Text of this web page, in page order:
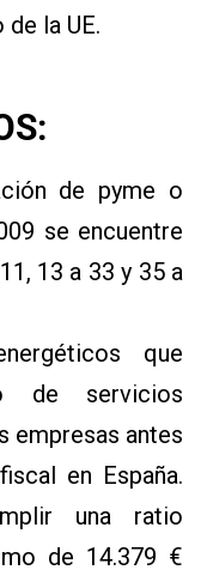
la UE.
de pyme o
se encuentre
13 a 33 y 35 a
que
de servicios
empresas antes
en España.
una ratio
de 14.379 €